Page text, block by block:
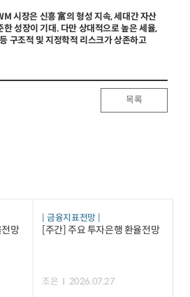
시장은 신흥 富의 형성 지속, 세대간 자산
한 성장이 기대. 다만 상대적으로 높은 세율,
구조적 및 지정학적 리스크가 상존하고
목록
망
금융지표전망
[주간] 주요 투자은행 환율전망
조은 2026.07.27